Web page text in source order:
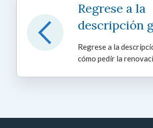
Regrese a la
descripción
Regrese a la
cómo pedir la